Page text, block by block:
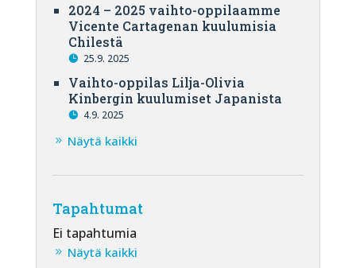
2024 – 2025 vaihto-oppilaamme
Vicente Cartagenan kuulumisia
Chilestä
25.9. 2025
Vaihto-oppilas Lilja-Olivia
Kinbergin kuulumiset Japanista
4.9. 2025
Näytä kaikki
Tapahtumat
Ei tapahtumia
Näytä kaikki